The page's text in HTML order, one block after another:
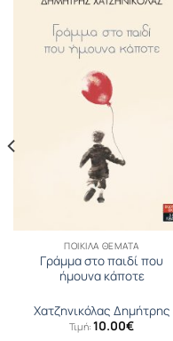
ΠΟΙΚΊΛΑ ΘΈΜΑΤΑ
Γράμμα στο παιδί που
ήμουνα κάποτε
Χατζηνικόλας Δημήτρης
Τιμή: 10.00€